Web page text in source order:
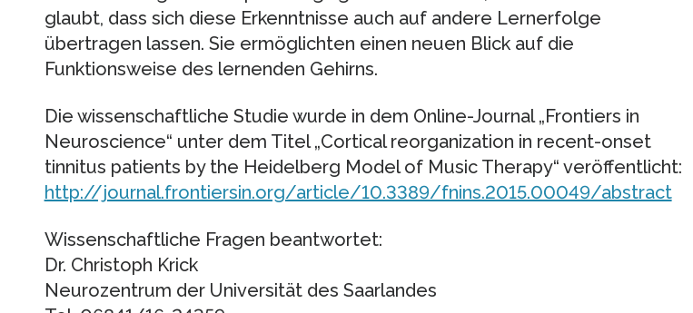
glaubt, dass sich diese Erkenntnisse auch auf andere Lernerfolge
übertragen lassen. Sie ermöglichten einen neuen Blick auf die
Funktionsweise des lernenden Gehirns.
Die wissenschaftliche Studie wurde in dem Online-Journal „Frontiers in
Neuroscience“ unter dem Titel „Cortical reorganization in recent-onset
tinnitus patients by the Heidelberg Model of Music Therapy“ veröffentlicht:
http://journal.frontiersin.org/article/10.3389/fnins.2015.00049/abstract
Wissenschaftliche Fragen beantwortet:
Dr. Christoph Krick
Neurozentrum der Universität des Saarlandes